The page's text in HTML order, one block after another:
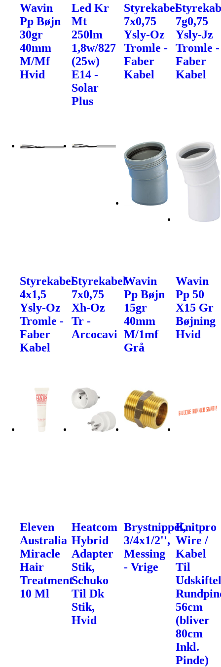
Wavin
Pp Bøjn
30gr
40mm
M/Mf
Hvid
Led Kr
Mt
250lm
1,8w/827
(25w)
E14 -
Solar
Plus
Styrekabel
7x0,75
Ysly-Oz
Tromle -
Faber
Kabel
7g0,75
Ysly-Jz
Tromle -
Faber
Kabel
Styrekabel
4x1,5
Ysly-Oz
Tromle -
Faber
Kabel
Styrekabel
7x0,75
Xh-Oz
Tr -
Arcocavi
Wavin
Pp Bøjn
15gr
40mm
M/1mf
Grå
Wavin
Pp 50
X15 Gr
Bøjning
Hvid
Eleven
Australia
Miracle
Hair
Treatment
10 Ml
Heatcom
Hybrid
Adapter
Stik,
Schuko
Til Dk
Stik,
Hvid
Brystnippel,
3/4x1/2'',
Messing
- Vrige
Knitpro
Wire /
Kabel
Til
56cm
(bliver
80cm
Inkl.
Pinde)